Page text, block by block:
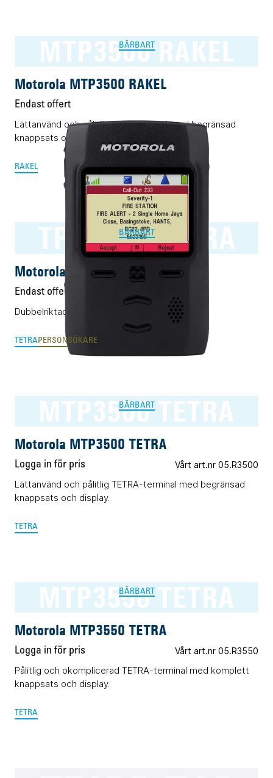
MTP3500 RAKEL
BÄRBART
Motorola MTP3500 RAKEL
Endast offert
Lättanvänd och pålitlig Rakelterminal med begränsad
knappsats och display.
RAKEL
TPG2200 TETRA
BÄRBART
Motorola TPG2200 TETRA
Endast offert
Dubbelriktad personsökare för TETRA.
TETRAPERSONSÖKARE
MTP3500 TETRA
BÄRBART
Motorola MTP3500 TETRA
Logga in för pris Vårt art.nr 05.R3500
Lättanvänd och pålitlig TETRA-terminal med begränsad
knappsats och display.
TETRA
MTP3550 TETRA
BÄRBART
Motorola MTP3550 TETRA
Logga in för pris Vårt art.nr 05.R3550
Pålitlig och okomplicerad TETRA-terminal med komplett
knappsats och display.
TETRA